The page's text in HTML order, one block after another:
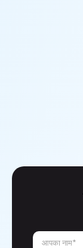
आपका नाम*